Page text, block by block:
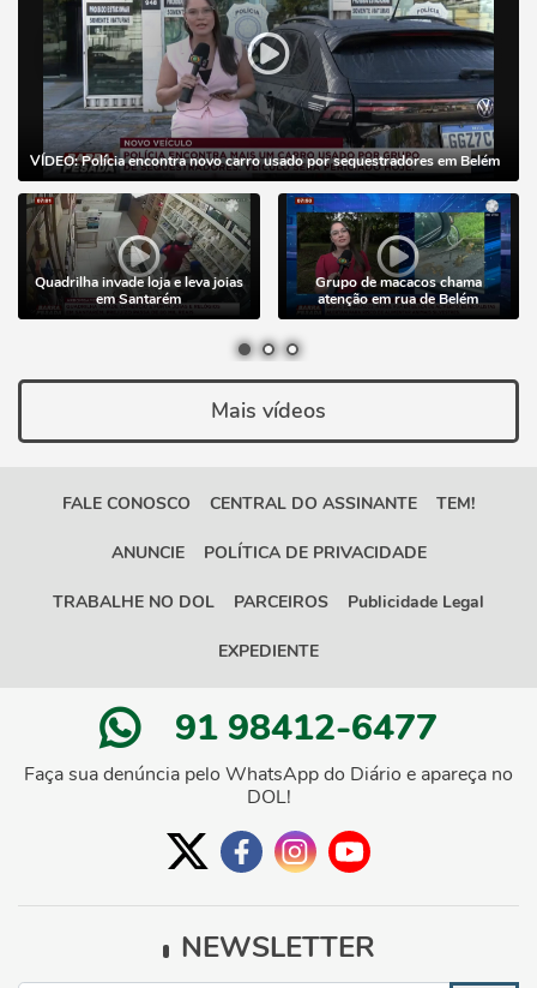
VÍDEO: Polícia encontra novo carro usado por sequestradores em Belém
Quadrilha invade loja e leva joias
em Santarém
Grupo de macacos chama
atenção em rua de Belém
Mais vídeos
FALE CONOSCO CENTRAL DO ASSINANTE TEM!
ANUNCIE POLÍTICA DE PRIVACIDADE
TRABALHE NO DOL PARCEIROS Publicidade Legal
EXPEDIENTE
91 98412-6477
Faça sua denúncia pelo WhatsApp do Diário e apareça no
DOL!
NEWSLETTER